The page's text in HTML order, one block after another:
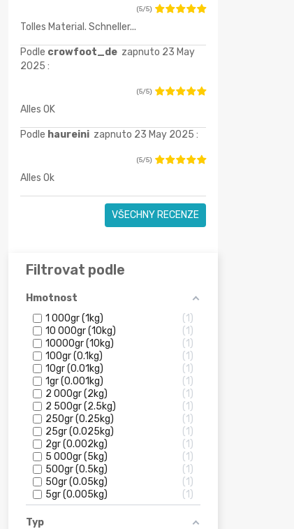
(5/5)
Tolles Material. Schneller...
Podle crowfoot_de zapnuto 23 May
2025 :
(5/5)
Alles OK
Podle haureini zapnuto 23 May 2025 :
(5/5)
Alles Ok
VŠECHNY RECENZE
Filtrovat podle
Hmotnost
1 000gr (1kg)
1
10 000gr (10kg)
1
10000gr (10kg)
1
100gr (0.1kg)
1
10gr (0.01kg)
1
1gr (0.001kg)
1
2 000gr (2kg)
1
2 500gr (2.5kg)
1
250gr (0.25kg)
1
25gr (0.025kg)
1
2gr (0.002kg)
1
5 000gr (5kg)
1
500gr (0.5kg)
1
50gr (0.05kg)
1
5gr (0.005kg)
1
Typ